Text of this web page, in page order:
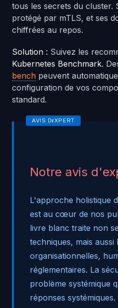
tous les secrets du cluster.
protégé par mTLS, et ses
chiffrées au repos.
Solution : Suivez les
Kubernetes Benchmark.
bench peuvent
configuration de vos
standard.
Notre avis
L'approche holistique
est au cœur de nos
livre blanc traite non
techniques, mais aussi
organisationnelles,
réglementaires. La
problème systémique
réponses systémiques.